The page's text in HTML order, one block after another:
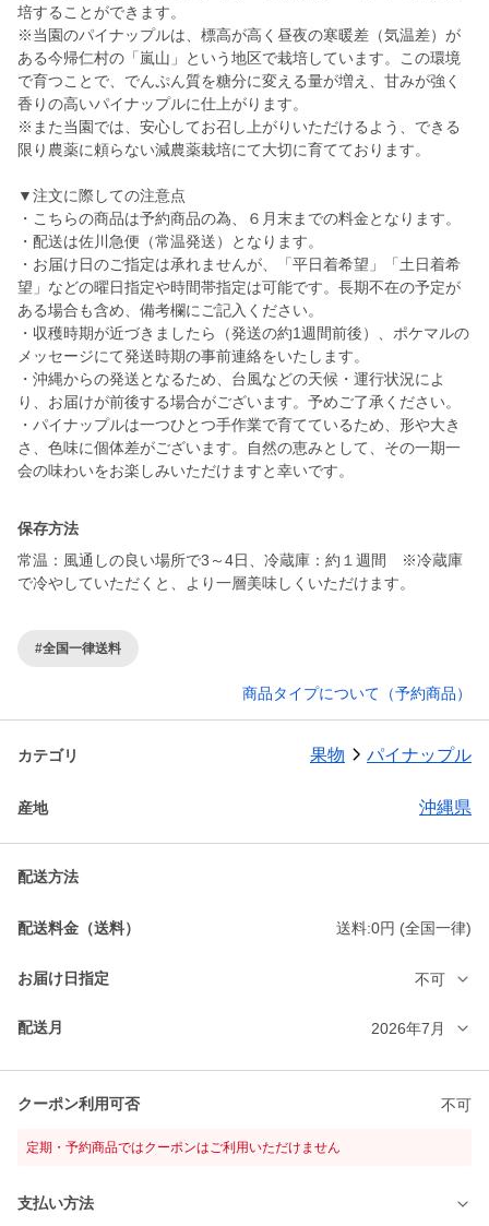
培することができます。
※当園のパイナップルは、標高が高く昼夜の寒暖差（気温差）が
ある今帰仁村の「嵐山」という地区で栽培しています。この環境
で育つことで、でんぷん質を糖分に変える量が増え、甘みが強く
香りの高いパイナップルに仕上がります。
※また当園では、安心してお召し上がりいただけるよう、できる
限り農薬に頼らない減農薬栽培にて大切に育てております。
▼注文に際しての注意点
・こちらの商品は予約商品の為、６月末までの料金となります。
・配送は佐川急便（常温発送）となります。
・お届け日のご指定は承れませんが、「平日着希望」「土日着希
望」などの曜日指定や時間帯指定は可能です。長期不在の予定が
ある場合も含め、備考欄にご記入ください。
・収穫時期が近づきましたら（発送の約1週間前後）、ポケマルの
メッセージにて発送時期の事前連絡をいたします。
・沖縄からの発送となるため、台風などの天候・運行状況によ
り、お届けが前後する場合がございます。予めご了承ください。
・パイナップルは一つひとつ手作業で育てているため、形や大き
さ、色味に個体差がございます。自然の恵みとして、その一期一
会の味わいをお楽しみいただけますと幸いです。
保存方法
常温：風通しの良い場所で3～4日、冷蔵庫：約１週間 ※冷蔵庫
で冷やしていただくと、より一層美味しくいただけます。
#全国一律送料
商品タイプについて（予約商品）
カテゴリ 果物 パイナップル
産地 沖縄県
配送方法
配送料金（送料） 送料:0円 (全国一律)
お届け日指定 不可
配送月 2026年7月
クーポン利用可否 不可
定期・予約商品ではクーポンはご利用いただけません
支払い方法